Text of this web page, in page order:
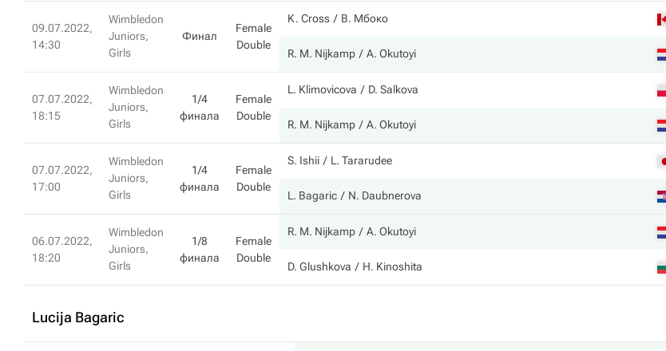
09.07.2022,
14:30
Wimbledon
Juniors,
Girls
Финал
Female
Double
K. Cross В. Мбоко
R. M. Nijkamp A. Okutoyi
07.07.2022,
18:15
Wimbledon
Juniors,
Girls
1/4
финала
Female
Double
L. Klimovicova D. Salkova
R. M. Nijkamp A. Okutoyi
07.07.2022,
17:00
Wimbledon
Juniors,
Girls
1/4
финала
Female
Double
S. Ishii L. Tararudee
L. Bagaric N. Daubnerova
06.07.2022,
18:20
Wimbledon
Juniors,
Girls
1/8
финала
Female
Double
R. M. Nijkamp A. Okutoyi
D. Glushkova H. Kinoshita
Lucija Bagaric